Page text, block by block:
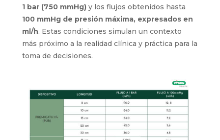
1 bar (750 mmHg)y los flujos obtenidos hasta
100 mmHg de presión máxima, expresados en
ml/h. Estas condiciones simulan un contexto
más próximo a la realidad clínica y práctica para la
toma de decisiones.